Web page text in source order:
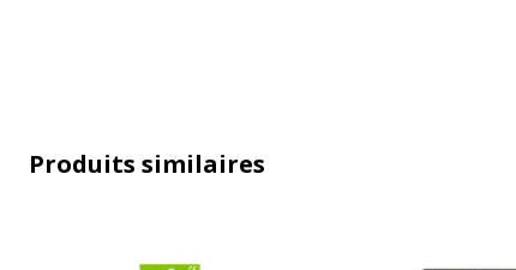
Produits similaires